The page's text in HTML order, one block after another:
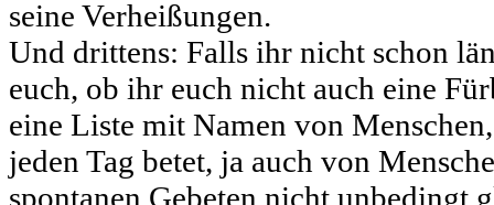
seine Verheißungen.
Und drittens: Falls ihr nicht schon
euch, ob ihr euch nicht auch eine
eine Liste mit Namen von
jeden Tag betet, ja auch von
spontanen Gebeten nicht unbedingt